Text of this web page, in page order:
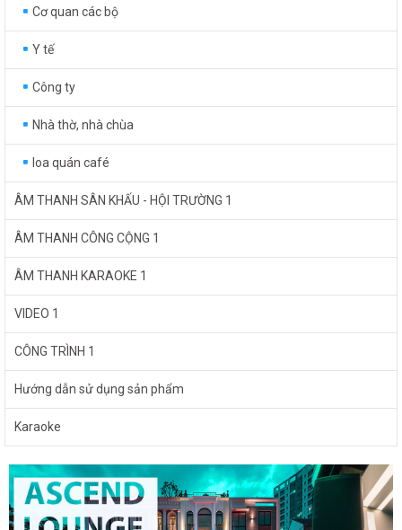
Cơ quan các bộ
Y tế
Công ty
Nhà thờ, nhà chùa
loa quán café
ÂM THANH SÂN KHẤU - HỘI TRƯỜNG 1
ÂM THANH CÔNG CỘNG 1
ÂM THANH KARAOKE 1
VIDEO 1
CÔNG TRÌNH 1
Hướng dẫn sử dụng sản phẩm
Karaoke